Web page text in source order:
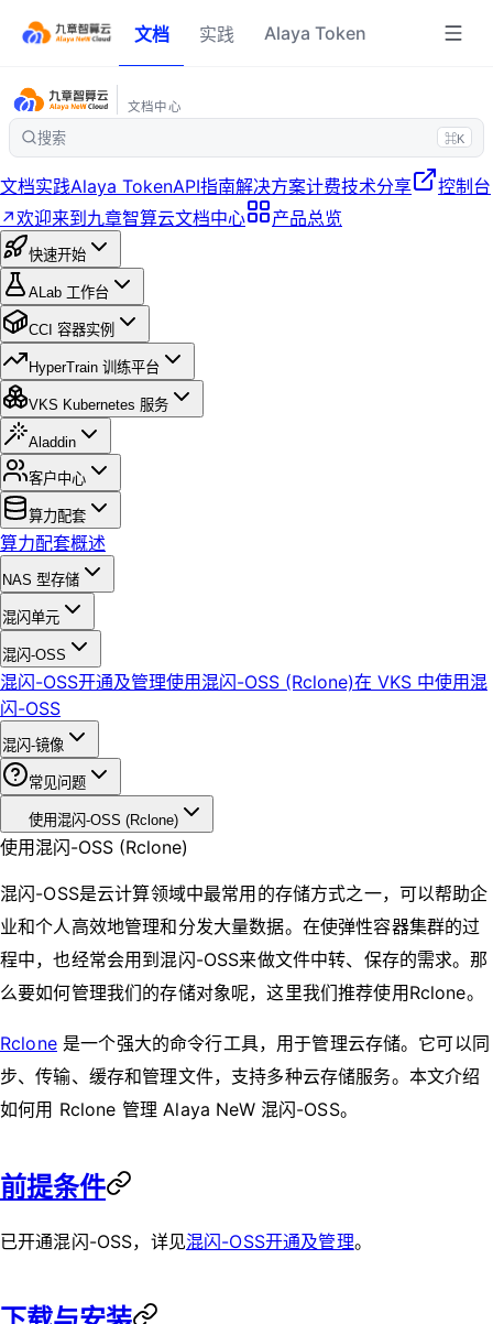
文档 实践 Alaya Token
文档中心
搜索 ⌘K
文档实践Alaya TokenAPI指南解决方案计费技术分享
控制台
↗欢迎来到九章智算云文档中心 产品总览
快速开始
ALab 工作台
CCI 容器实例
HyperTrain 训练平台
VKS Kubernetes 服务
Aladdin
客户中心
算力配套
算力配套概述
NAS 型存储
混闪单元
混闪-OSS
混闪-OSS开通及管理使用混闪-OSS (Rclone)在 VKS 中使用混
闪-OSS
混闪-镜像
常见问题
使用混闪-OSS (Rclone)
使用混闪-OSS (Rclone)
混闪-OSS是云计算领域中最常用的存储方式之一，可以帮助企
业和个人高效地管理和分发大量数据。在使弹性容器集群的过
程中，也经常会用到混闪-OSS来做文件中转、保存的需求。那
么要如何管理我们的存储对象呢，这里我们推荐使用Rclone。
Rclone是一个强大的命令行工具，用于管理云存储。它可以同
步、传输、缓存和管理文件，支持多种云存储服务。本文介绍
如何用 Rclone 管理 Alaya NeW 混闪-OSS。
前提条件
已开通混闪-OSS，详见混闪-OSS开通及管理。